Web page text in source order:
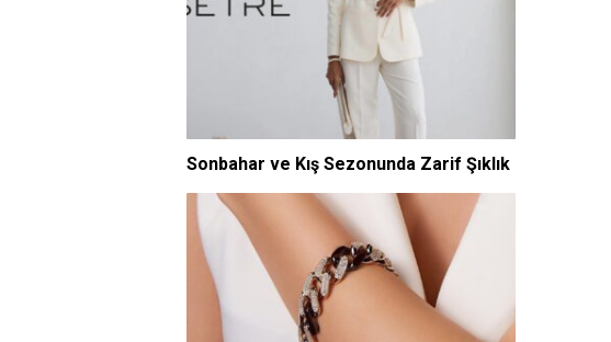
Sonbahar ve Kış Sezonunda Zarif Şıklık